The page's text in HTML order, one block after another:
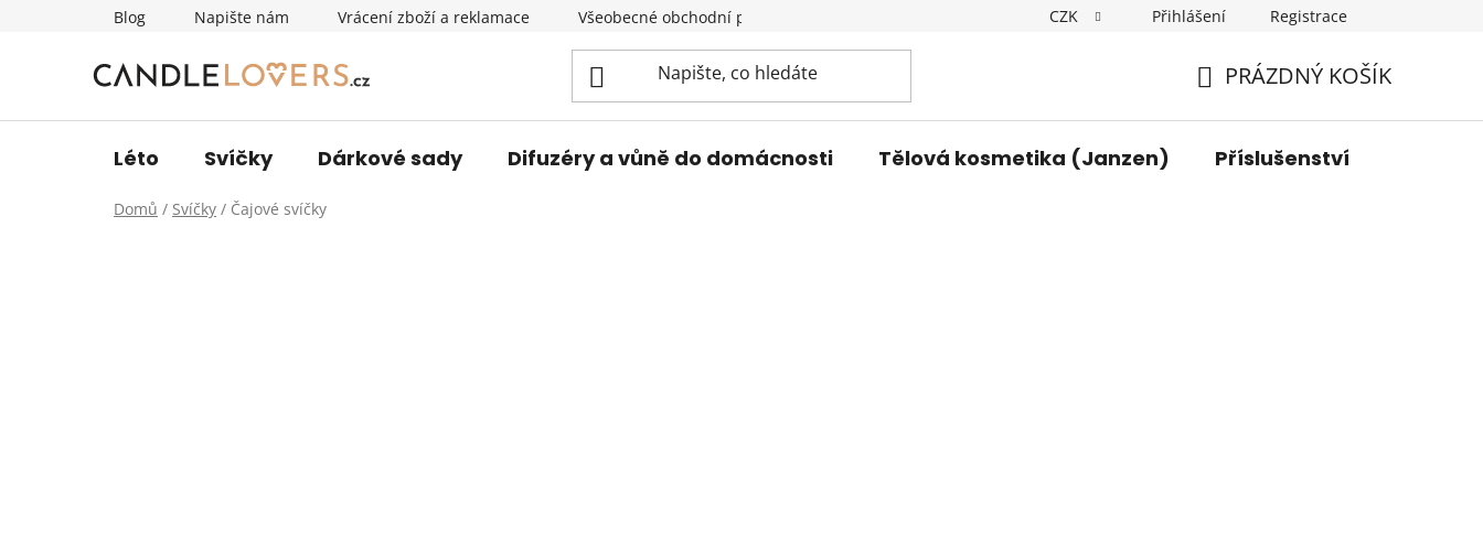
Blog Napište nám Vrácení zboží a reklamace Všeobecné obchodní podmínky Podmínky ochrany osobních údajů Kontakt
CZK Přihlášení Registrace
KOŠÍK
PRÁZDNÝ KOŠÍK
Léto Svíčky Dárkové sady Difuzéry a vůně do domácnosti Tělová kosmetika (Janzen) Příslušenství
Domů / Svíčky / Čajové svíčky